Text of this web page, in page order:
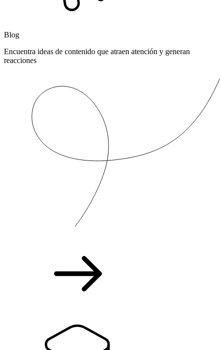
Blog
Encuentra ideas de contenido que atraen atención y generan
reacciones